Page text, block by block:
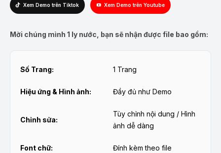
Xem Demo trên Tiktok Xem Demo trên Youtube
Mời chúng mình 1 ly nước, bạn sẽ nhận được file bao gồm:
Số Trang: 1 Trang
Hiệu ứng & Hình ảnh: Đầy đủ như Demo
Chỉnh sửa:
Tùy chỉnh nội dung / Hình
ảnh dễ dàng
Font chữ: Đính kèm theo file